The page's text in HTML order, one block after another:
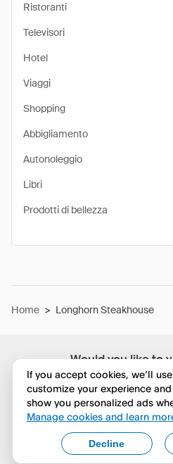
Would you like to
in
No, continua a
Yes, change
Ristoranti
Televisori
Hotel
Viaggi
Shopping
Abbigliamento
Autonoleggio
Libri
Prodotti di bellezza
Home > Longhorn Steakhouse
If you accept cookies, we’ll
customize your experience
show you personalized ads
Manage cookies and learn
Decline